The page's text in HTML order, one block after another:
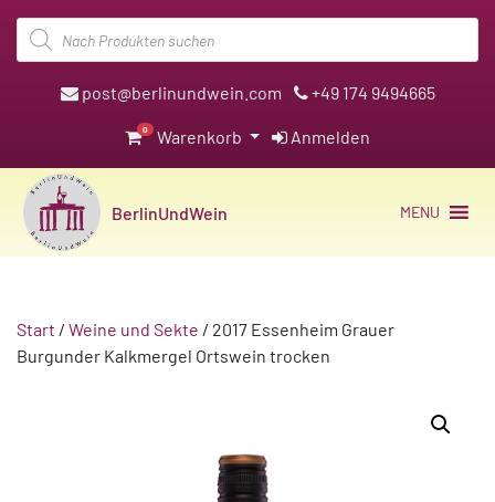
Products
search
post@berlinundwein.com +49 174 9494665
0 Warenkorb Anmelden
BerlinUndWein MENU
Start / Weine und Sekte / 2017 Essenheim Grauer
Burgunder Kalkmergel Ortswein trocken